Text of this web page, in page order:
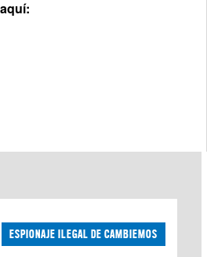
ESPIONAJE ILEGAL DE CAMBIEMOS